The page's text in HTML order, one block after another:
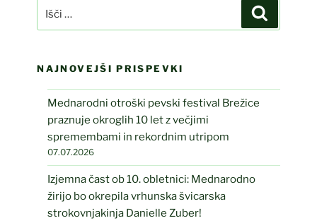
NAJNOVEJŠI PRISPEVKI
Mednarodni otroški pevski festival Brežice
praznuje okroglih 10 let z večjimi
spremembami in rekordnim utripom
07.07.2026
Izjemna čast ob 10. obletnici: Mednarodno
žirijo bo okrepila vrhunska švicarska
strokovnjakinja Danielle Zuber!